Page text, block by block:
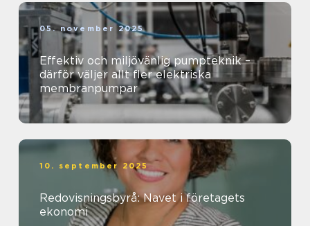
05. november 2025
Effektiv och miljövänlig pumpteknik –
därför väljer allt fler elektriska
membranpumpar
10. september 2025
Redovisningsbyrå: Navet i företagets
ekonomi